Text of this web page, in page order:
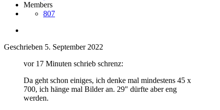
Members
807
Geschrieben 5. September 2022
vor 17 Minuten schrieb schrenz:
Da geht schon einiges, ich denke mal mindestens 45 x
700, ich hänge mal Bilder an. 29" dürfte aber eng
werden.